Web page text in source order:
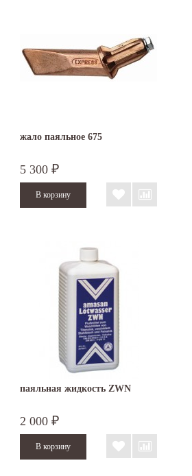
жало паяльное 675
5 300 ₽
паяльная жидкость ZWN
2 000 ₽